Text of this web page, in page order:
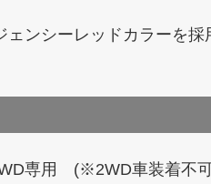
ェンシーレッドカラーを
専用 (※2WD車装着不